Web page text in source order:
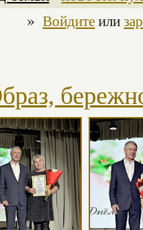
» Войдитеили